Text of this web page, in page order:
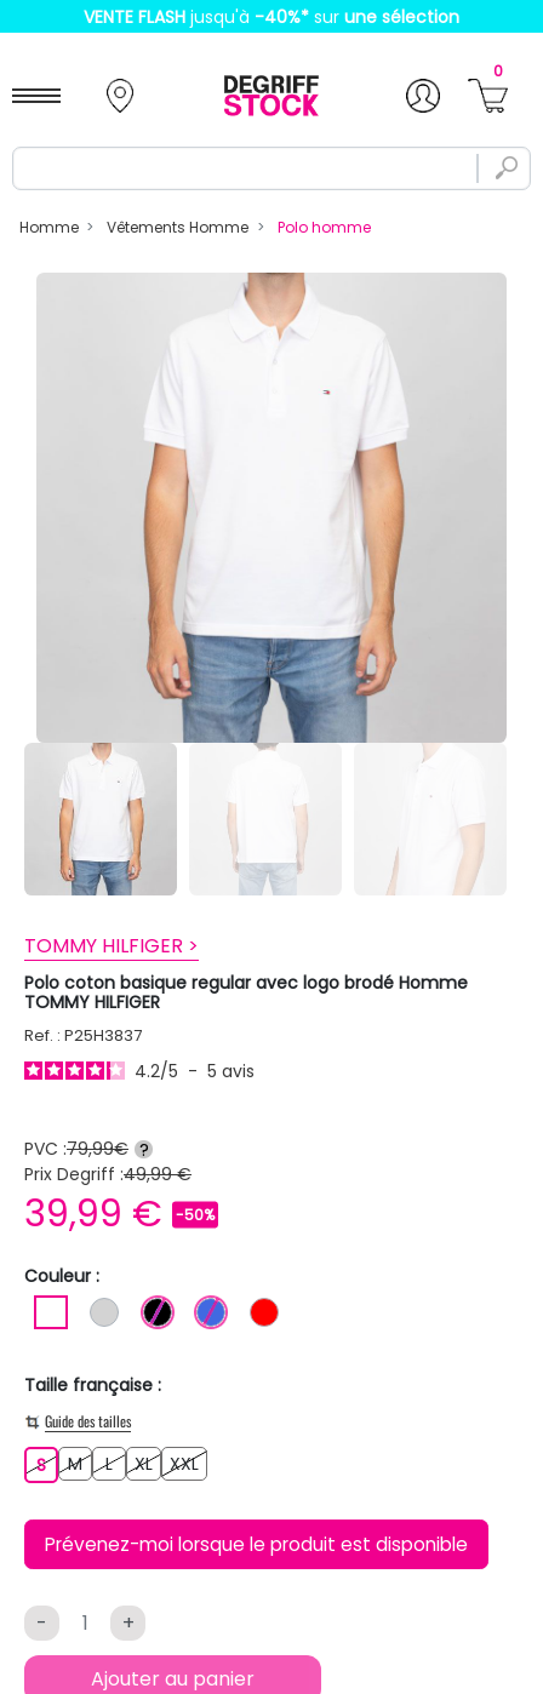
VENTE FLASH jusqu'à -40%* sur une sélection
0
Homme Vêtements Homme Polo homme
TOMMY HILFIGER >
Polo coton basique regular avec logo brodé Homme
TOMMY HILFIGER
Ref. : P25H3837
4.2/5 - 5 avis
PVC :79,99€ ?
Prix Degriff :49,99 €
39,99 € -50%
Couleur :
BLANCGRIS CLAIR
NOIR BLEU ROIROUGE
Taille française :
Guide des tailles
SS MM LL XLXL XXLXXL
Prévenez-moi lorsque le produit est disponible
- +
Ajouter au panier